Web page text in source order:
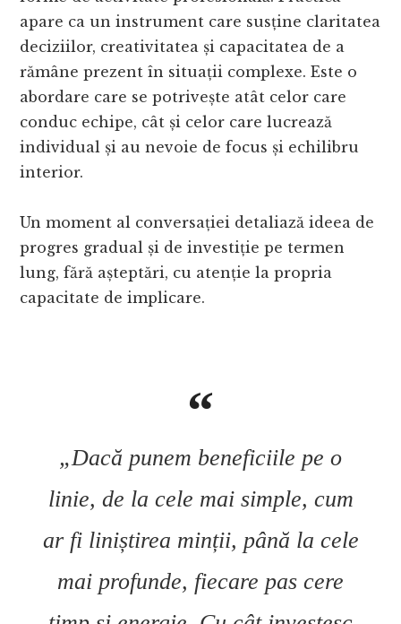
apare ca un instrument care susține claritatea
deciziilor, creativitatea și capacitatea de a
rămâne prezent în situații complexe. Este o
abordare care se potrivește atât celor care
conduc echipe, cât și celor care lucrează
individual și au nevoie de focus și echilibru
interior.
Un moment al conversației detaliază ideea de
progres gradual și de investiție pe termen
lung, fără așteptări, cu atenție la propria
capacitate de implicare.
„Dacă punem beneficiile pe o
linie, de la cele mai simple, cum
ar fi liniștirea minții, până la cele
mai profunde, fiecare pas cere